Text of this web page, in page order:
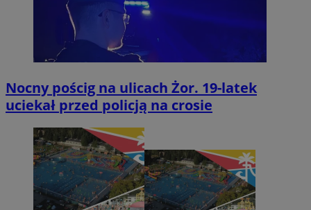
Nocny pościg na ulicach Żor. 19-latek
uciekał przed policją na crosie